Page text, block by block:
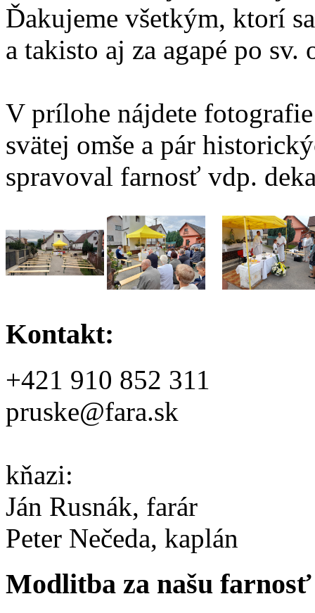
Ďakujeme všetkým, ktorí
a takisto aj za agapé po sv.
V prílohe nájdete
svätej omše a pár
spravoval farnosť vdp.
Kontakt:
+421 910 852 311
pruske@fara.sk
kňazi:
Ján Rusnák, farár
Peter Nečeda, kaplán
Modlitba za našu farnosť